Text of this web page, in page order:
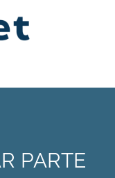
PARTE